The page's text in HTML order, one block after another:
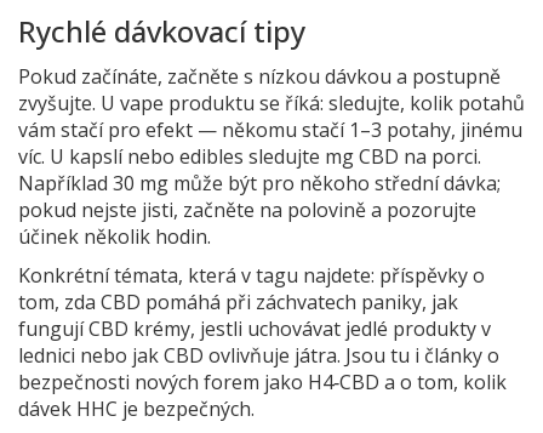
Rychlé dávkovací tipy
Pokud začínáte, začněte s nízkou dávkou a postupně
zvyšujte. U vape produktu se říká: sledujte, kolik potahů
vám stačí pro efekt — někomu stačí 1–3 potahy, jinému
víc. U kapslí nebo edibles sledujte mg CBD na porci.
Například 30 mg může být pro někoho střední dávka;
pokud nejste jisti, začněte na polovině a pozorujte
účinek několik hodin.
Konkrétní témata, která v tagu najdete: příspěvky o
tom, zda CBD pomáhá při záchvatech paniky, jak
fungují CBD krémy, jestli uchovávat jedlé produkty v
lednici nebo jak CBD ovlivňuje játra. Jsou tu i články o
bezpečnosti nových forem jako H4‑CBD a o tom, kolik
dávek HHC je bezpečných.